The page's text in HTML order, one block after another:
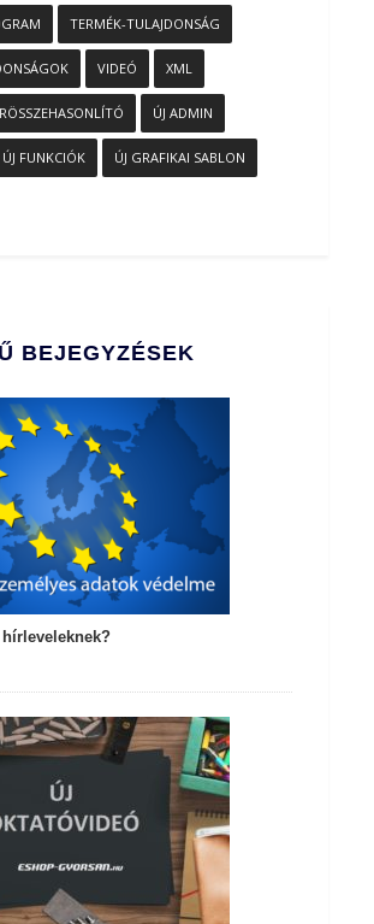
TERMÉK-TULAJDONSÁG
VIDEÓ XML
ÚJ ADMIN
ÚJ FUNKCIÓK ÚJ GRAFIKAI SABLON
BEJEGYZÉSEK
hírleveleknek?